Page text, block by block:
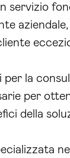
servizio
per la
per
della